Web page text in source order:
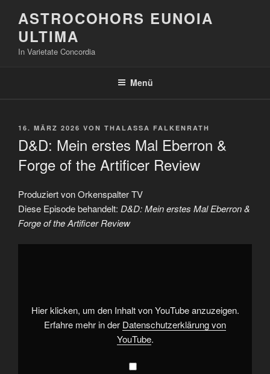
Inhalt
springen
ASTROCOHORS EUNOIA
ULTIMA
In Varietate Concordia
Menü
VERÖFFENTLICHT
16. MÄRZ 2026 VON THALASSA FALKENRATH
D&D: Mein erstes Mal Eberron &
Forge of the Artificer Review
Produziert von Orkenspalter TV
Diese Episode behandelt: D&D: Mein erstes Mal Eberron &
Forge of the Artificer Review
„D&D:
Artificer
Review“
Hier klicken, um den Inhalt von YouTube anzuzeigen.
Erfahre mehr in der Datenschutzerklärung von
YouTube.